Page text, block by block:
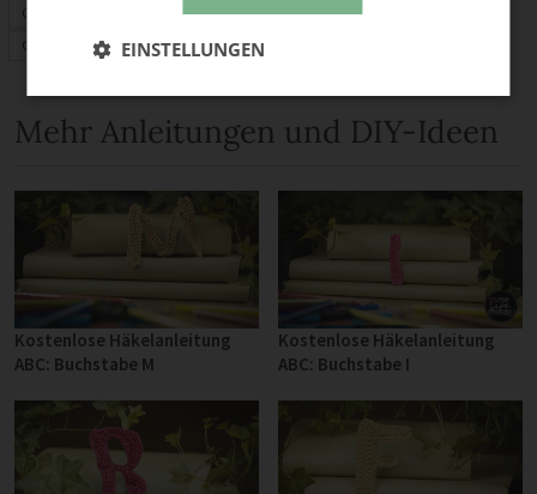
Geschenkideen
Geburtstagskarte
Mehr Anleitungen und DIY-Ideen
Kostenlose Häkelanleitung
ABC: Buchstabe M
Kostenlose Häkelanleitung
ABC: Buchstabe I
EINSTELLUNGEN